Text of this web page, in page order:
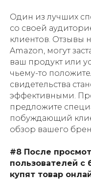
Один из лучших
со своей
клиентов. Отзывы
Amazon, могут
ваш продукт или
чьему-то
свидетельства
эффективными.
предложите
побуждающий
обзор вашего
#8 После
пользователей с
купят товар